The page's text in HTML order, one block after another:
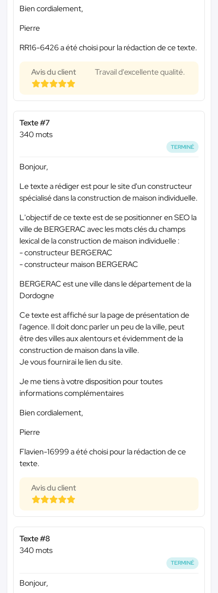
Bien cordialement,
Pierre
RR16-6426 a été choisi pour la rédaction de ce texte.
Avis du client Travail d'excellente qualité.
Texte #7
340 mots
TERMINÉ
Bonjour,
Le texte a rédiger est pour le site d'un constructeur
spécialisé dans la construction de maison individuelle.
L'objectif de ce texte est de se positionner en SEO la
ville de BERGERAC avec les mots clés du champs
lexical de la construction de maison individuelle :
- constructeur BERGERAC
- constructeur maison BERGERAC
BERGERAC est une ville dans le département de la
Dordogne
Ce texte est affiché sur la page de présentation de
l'agence. Il doit donc parler un peu de la ville, peut
être des villes aux alentours et évidemment de la
construction de maison dans la ville.
Je vous fournirai le lien du site.
Je me tiens à votre disposition pour toutes
informations complémentaires
Bien cordialement,
Pierre
Flavien-16999 a été choisi pour la rédaction de ce
texte.
Avis du client
Texte #8
340 mots
TERMINÉ
Bonjour,